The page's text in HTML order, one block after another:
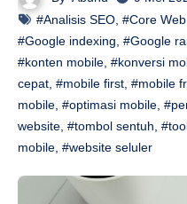
#Analisis SEO, #Core
#Google indexing, #Google
#konten mobile, #konversi
cepat, #mobile first, #mobile
mobile, #optimasi mobile,
website, #tombol sentuh,
mobile, #website seluler